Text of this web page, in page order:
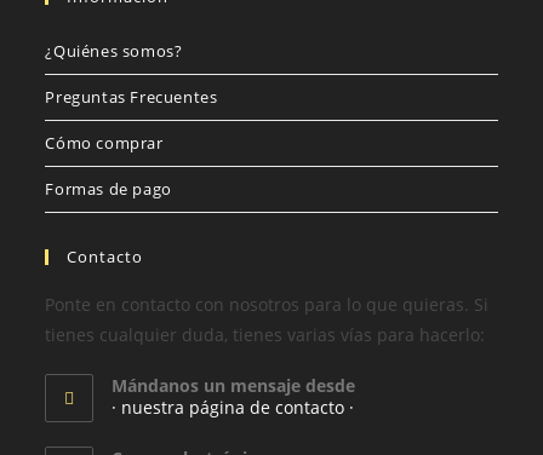
¿Quiénes somos?
Preguntas Frecuentes
Cómo comprar
Formas de pago
Contacto
Ponte en contacto con nosotros para lo que quieras. Si
tienes cualquier duda, tienes varias vías para hacerlo:
Mándanos un mensaje desde
· nuestra página de contacto ·